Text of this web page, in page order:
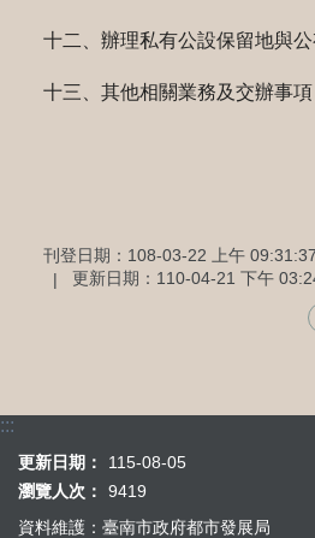
十二、辦理私有公設保留地與
十三、其他相關業務及交辦事項
刊登日期：108-03-22 上午 09:31:37
更新日期：110-04-21 下午
:::
更新日期：
115-08-05
瀏覽人次：
9419
資料維護：臺南市政府都市發展局